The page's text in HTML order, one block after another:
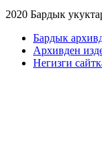
2020 Бардык
Бардык
Архивден
Негизги